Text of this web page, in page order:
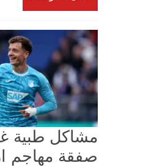
مشاكل طبية
صفقة مهاجم